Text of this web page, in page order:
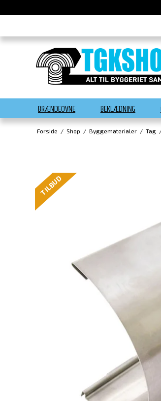
BRÆNDEOVNE BEKLÆDNING
Forside / Shop / Byggematerialer / Tag
TILBUD